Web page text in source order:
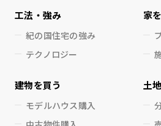
工法・強み
紀の国住宅の強み
テクノロジー
家
建物を買う
モデルハウス購入
土